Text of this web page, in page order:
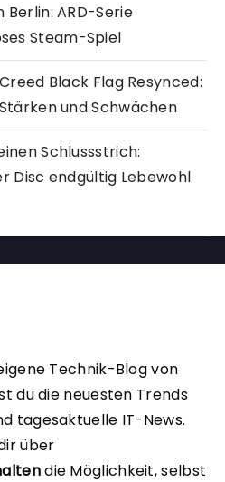
Berlin: ARD-Serie
Steam-Spiel
Black Flag Resynced:
und Schwächen
Schlussstrich:
Disc endgültig Lebewohl
Technik-Blog von
du die neuesten Trends
tagesaktuelle IT-News.
über
die Möglichkeit, selbst